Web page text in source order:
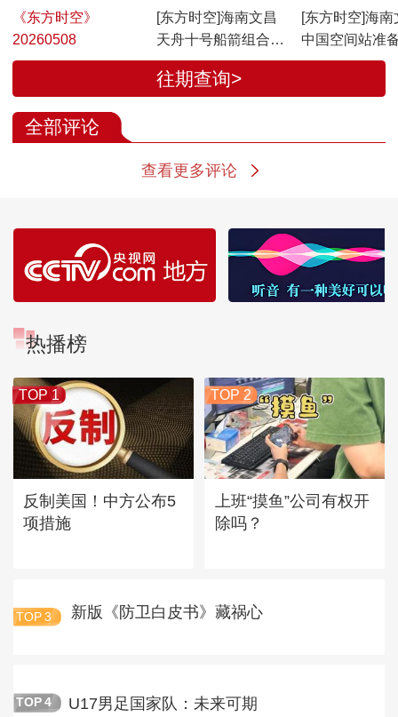
《东方时空》
20260508
[东方时空]海南文昌
天舟十号船箭组合体
垂直转运至发射区
[东方时空]海南
中国空间站准
天舟十号货运
往期查询>
全部评论
查看更多评论
热播榜
TOP 1
反制美国！中方公布5
项措施
TOP 2
上班“摸鱼”公司有权开
除吗？
TOP 3 新版《防卫白皮书》藏祸心
TOP 4 U17男足国家队：未来可期